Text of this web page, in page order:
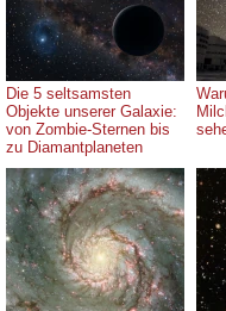
Die 5 seltsamsten
Objekte unserer Galaxie:
von Zombie-Sternen bis
zu Diamantplaneten